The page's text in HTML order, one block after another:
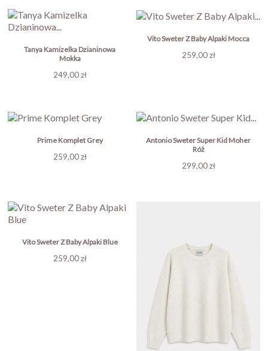
Tanya Kamizelka Dzianinowa
Mokka
Cena
249,00 zł
Vito Sweter Z Baby Alpaki Mocca
Cena
259,00 zł
Prime Komplet Grey
Cena
259,00 zł
Antonio Sweter Super Kid Moher
Róż
Cena
299,00 zł
Vito Sweter Z Baby Alpaki Blue
Cena
259,00 zł